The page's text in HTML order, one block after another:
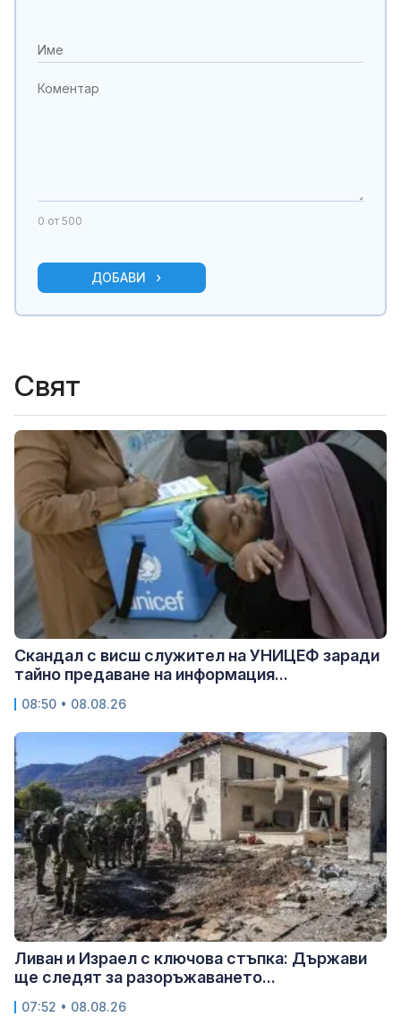
0 от 500
ДОБАВИ
Свят
Скандал с висш служител на УНИЦЕФ заради
тайно предаване на информация...
08:50 • 08.08.26
Ливан и Израел с ключова стъпка: Държави
ще следят за разоръжаването...
07:52 • 08.08.26